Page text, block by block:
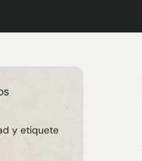
y etiquete